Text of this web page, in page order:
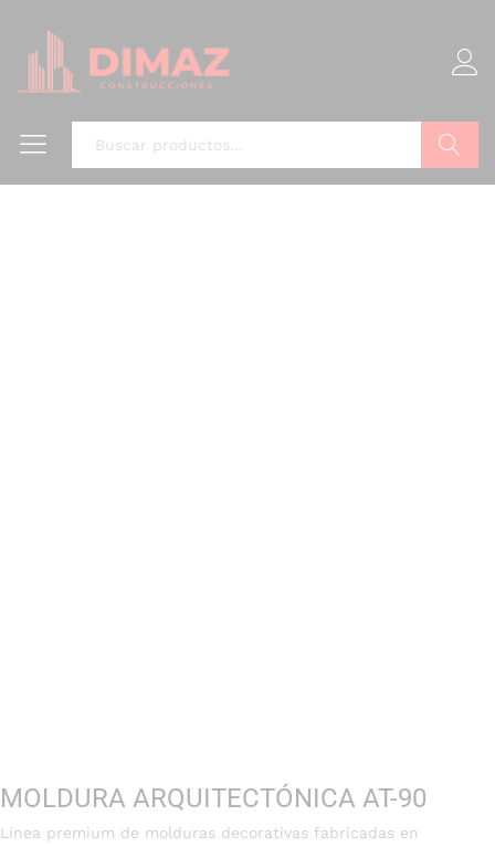
MOLDURA ARQUITECTÓNICA AT-90
Línea premium de molduras decorativas fabricadas en